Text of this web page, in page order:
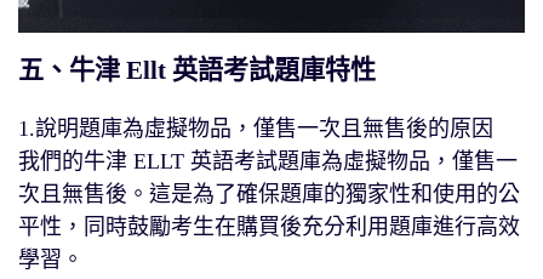
五、牛津 Ellt 英語考試題庫特性
1.說明題庫為虛擬物品，僅售一次且無售後的原因
我們的牛津 ELLT 英語考試題庫為虛擬物品，僅售一
次且無售後。這是為了確保題庫的獨家性和使用的公
平性，同時鼓勵考生在購買後充分利用題庫進行高效
學習。